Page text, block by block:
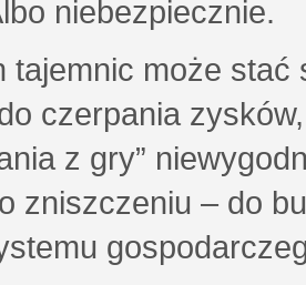
niebezpiecznie.
tajemnic może
czerpania
z gry”
zniszczeniu – do